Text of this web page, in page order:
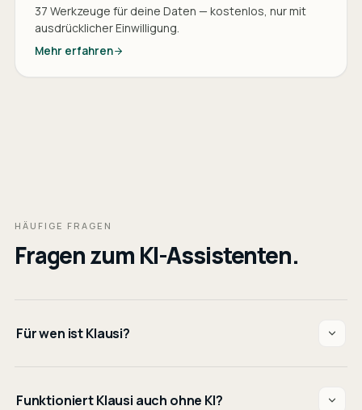
37 Werkzeuge für deine Daten — kostenlos, nur mit
ausdrücklicher Einwilligung.
Mehr erfahren
HÄUFIGE FRAGEN
Fragen zum KI-Assistenten.
Für wen ist Klausi?
Funktioniert Klausi auch ohne KI?